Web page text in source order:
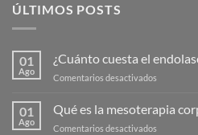
ÚLTIMOS POSTS
01
Ago
¿Cuánto cuesta el
Comentarios desactivados
cuesta
el
01
Ago
Qué es la mesoterapia
Comentarios desactivados